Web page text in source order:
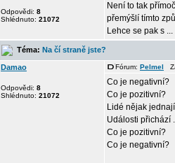
Odpovědi: 8
Shlédnuto: 21072
Není to tak
přemýšlí tímto
Lehce se pak s ...
Téma: Na čí straně jste?
Damao
Odpovědi: 8
Shlédnuto: 21072
Fórum: Pelmel
Co je negativní?
Co je pozitivní?
Lidé nějak
Události přichází
Co je pozitivní?
Co je negativní?